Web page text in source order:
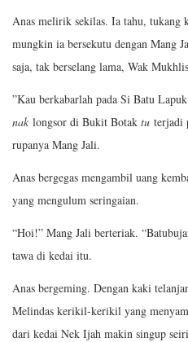
Anas melirik sekilas. Ia tahu, tukang
mungkin ia bersekutu dengan Mang
saja, tak berselang lama, Wak
”Kau berkabarlah pada Si Batu
nak longsor di Bukit Botak tu terjadi
rupanya Mang Jali.
Anas bergegas mengambil uang
yang mengulum seringaian.
“Hoi!” Mang Jali berteriak.
tawa di kedai itu.
Anas bergeming. Dengan kaki
Melindas kerikil-kerikil yang
dari kedai Nek Ijah makin singup